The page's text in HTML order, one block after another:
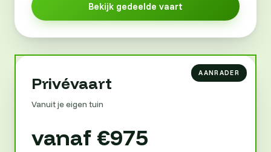
Bekijk gedeelde vaart
Privévaart
Vanuit je eigen tuin
vanaf €975